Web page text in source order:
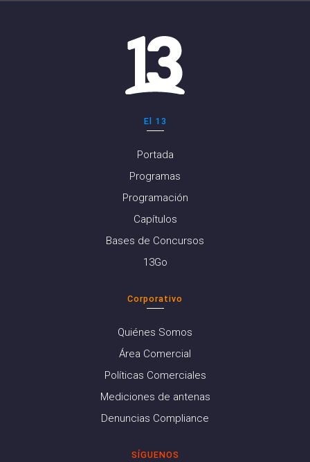
El 13
Portada
Programas
Programación
Capítulos
Bases de Concursos
13Go
Corporativo
Quiénes Somos
Área Comercial
Políticas Comerciales
Mediciones de antenas
Denuncias Compliance
SÍGUENOS